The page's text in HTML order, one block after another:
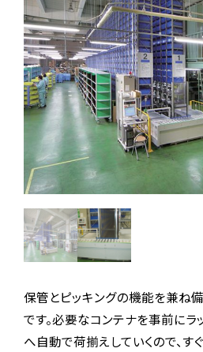
保管とピッキングの機能を兼ね
です。必要なコンテナを事前にラ
へ自動で荷揃えしていくので、